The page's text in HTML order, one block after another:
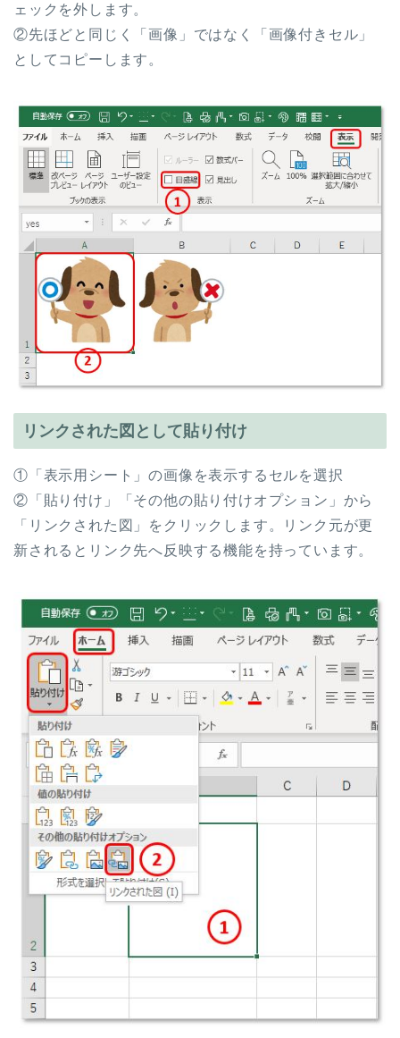
ェックを外します。
②先ほどと同じく「画像」ではなく「画像付きセル」
としてコピーします。
リンクされた図として貼り付け
①「表示用シート」の画像を表示するセルを選択
②「貼り付け」「その他の貼り付けオプション」から
「リンクされた図」をクリックします。リンク元が更
新されるとリンク先へ反映する機能を持っています。